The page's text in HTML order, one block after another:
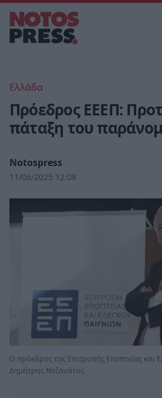
Ελλάδα
Πρόεδρος ΕΕΕΠ:
πάταξη του
Notospress
11/06/2025 12:08
Ο πρόεδρος της Επιτροπής Εποπτείας και
Δημήτρης Ντζανάτος